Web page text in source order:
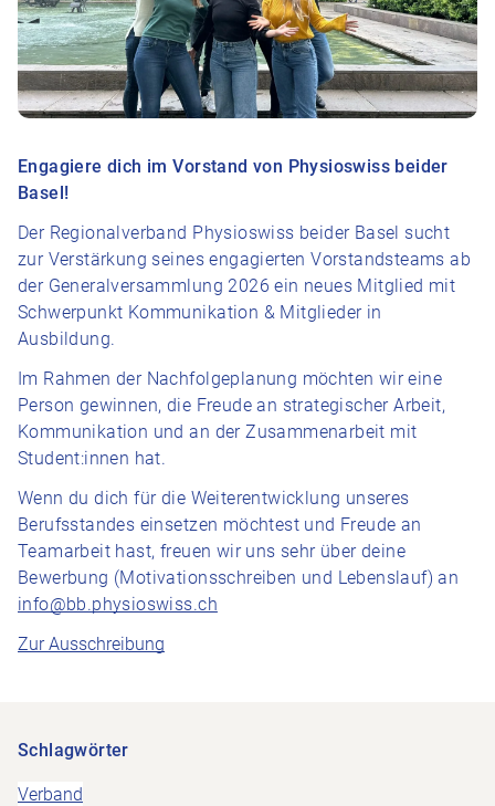
Engagiere dich im Vorstand von Physioswiss beider
Basel!
Der Regionalverband Physioswiss beider Basel sucht
zur Verstärkung seines engagierten Vorstandsteams ab
der Generalversammlung 2026 ein neues Mitglied mit
Schwerpunkt Kommunikation & Mitglieder in
Ausbildung.
Im Rahmen der Nachfolgeplanung möchten wir eine
Person gewinnen, die Freude an strategischer Arbeit,
Kommunikation und an der Zusammenarbeit mit
Student:innen hat.
Wenn du dich für die Weiterentwicklung unseres
Berufsstandes einsetzen möchtest und Freude an
Teamarbeit hast, freuen wir uns sehr über deine
Bewerbung (Motivationsschreiben und Lebenslauf) an
info@bb.physioswiss.ch
Zur Ausschreibung
Schlagwörter
Verband